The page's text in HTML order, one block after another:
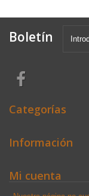
Boletín
Categorías
Información
Mi cuenta